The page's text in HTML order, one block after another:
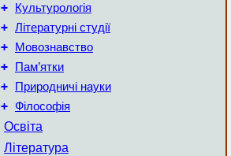
+ Культурологія
+ Літературні студії
+ Мовознавство
+ Пам’ятки
+ Природничі науки
+ Філософія
Освіта
Література